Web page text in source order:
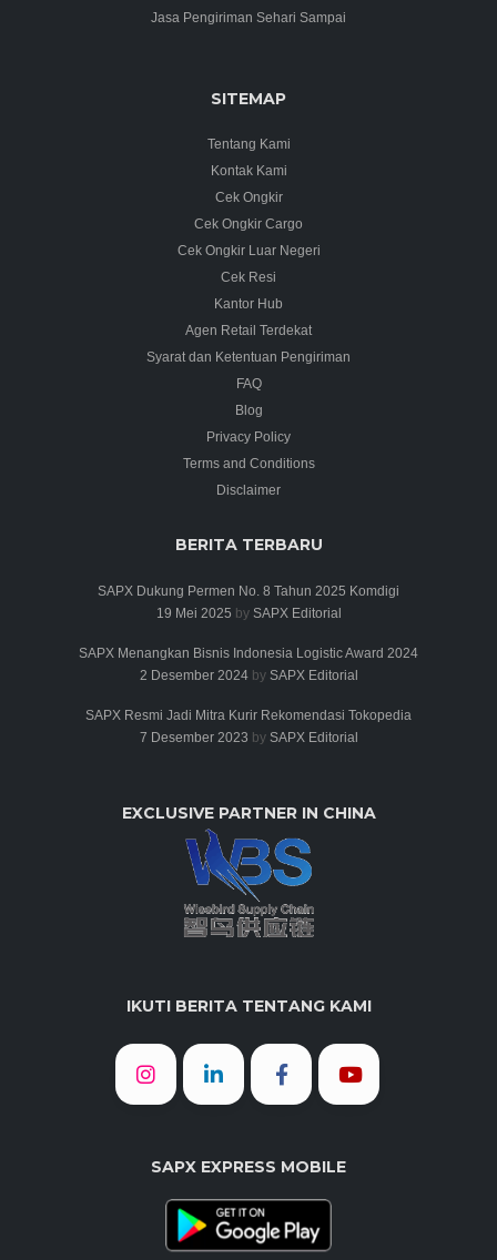
Jasa Pengiriman Sehari Sampai
SITEMAP
Tentang Kami
Kontak Kami
Cek Ongkir
Cek Ongkir Cargo
Cek Ongkir Luar Negeri
Cek Resi
Kantor Hub
Agen Retail Terdekat
Syarat dan Ketentuan Pengiriman
FAQ
Blog
Privacy Policy
Terms and Conditions
Disclaimer
BERITA TERBARU
SAPX Dukung Permen No. 8 Tahun 2025 Komdigi
19 Mei 2025 by SAPX Editorial
SAPX Menangkan Bisnis Indonesia Logistic Award 2024
2 Desember 2024by SAPX Editorial
SAPX Resmi Jadi Mitra Kurir Rekomendasi Tokopedia
7 Desember 2023 by SAPX Editorial
EXCLUSIVE PARTNER IN CHINA
IKUTI BERITA TENTANG KAMI
SAPX EXPRESS MOBILE